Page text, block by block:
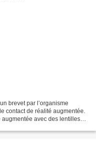
brevet par l’organisme
contact de réalité augmentée.
augmentée avec des lentilles